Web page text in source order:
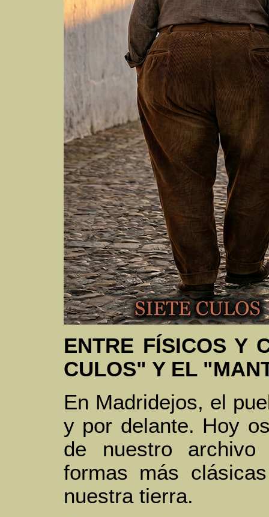
ENTRE FÍSICOS Y
CULOS" Y EL
En Madridejos, el
y por delante. Hoy
de nuestro
formas más
nuestra tierra.